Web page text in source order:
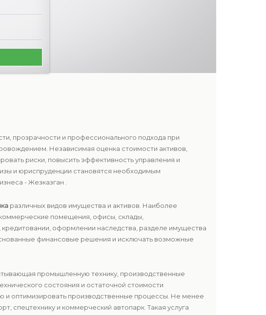
прозрачности и профессионального подхода при
Независимая оценка стоимости активов,
риски, повысить эффективность управления и
и юриспруденции становятся необходимым
- Жезказган .
различных видов имущества и активов. Наиболее
помещения, офисы, склады,
оформлении наследства, разделе имущества
финансовые решения и исключать возможные
промышленную технику, производственные
состояния и остаточной стоимости
и оптимизировать производственные процессы. Не менее
спецтехнику и коммерческий автопарк. Такая услуга